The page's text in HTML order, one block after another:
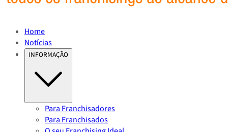
Home
Notícias
INFORMAÇÃO
Para Franchisadores
Para Franchisados